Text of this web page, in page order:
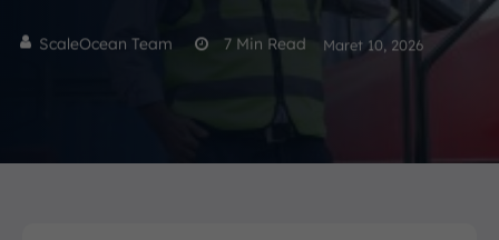
ScaleOcean Team 7 Min Read Maret 10, 2026